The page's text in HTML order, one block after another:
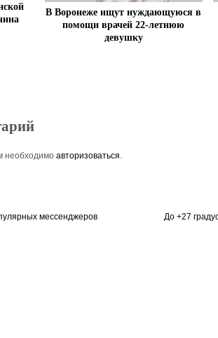
В Воронеже ищут нуждающуюся в
помощи врачей 22-летнюю
девушку
необходимо авторизоваться
мессенджеров
До +27